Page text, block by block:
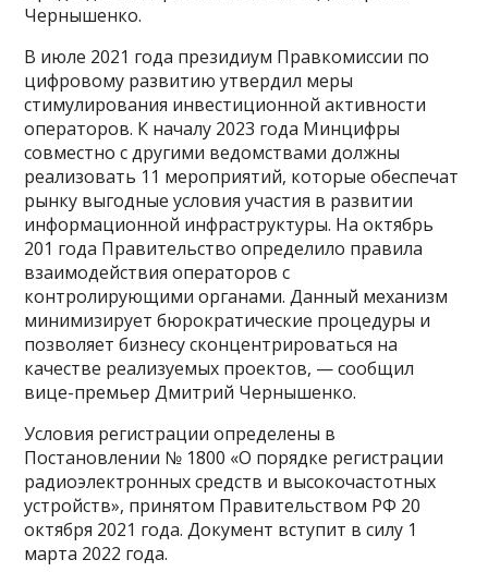
Чернышенко.
В июле 2021 года президиум Правкомиссии по
цифровому развитию утвердил меры
стимулирования инвестиционной активности
операторов. К началу 2023 года Минцифры
совместно с другими ведомствами должны
реализовать 11 мероприятий, которые обеспечат
рынку выгодные условия участия в развитии
информационной инфраструктуры. На октябрь
201 года Правительство определило правила
взаимодействия операторов с
контролирующими органами. Данный механизм
минимизирует бюрократические процедуры и
позволяет бизнесу сконцентрироваться на
качестве реализуемых проектов, — сообщил
вице-премьер Дмитрий Чернышенко.
Условия регистрации определены в
Постановлении № 1800 «О порядке регистрации
радиоэлектронных средств и высокочастотных
устройств», принятом Правительством РФ 20
октября 2021 года. Документ вступит в силу 1
марта 2022 года.